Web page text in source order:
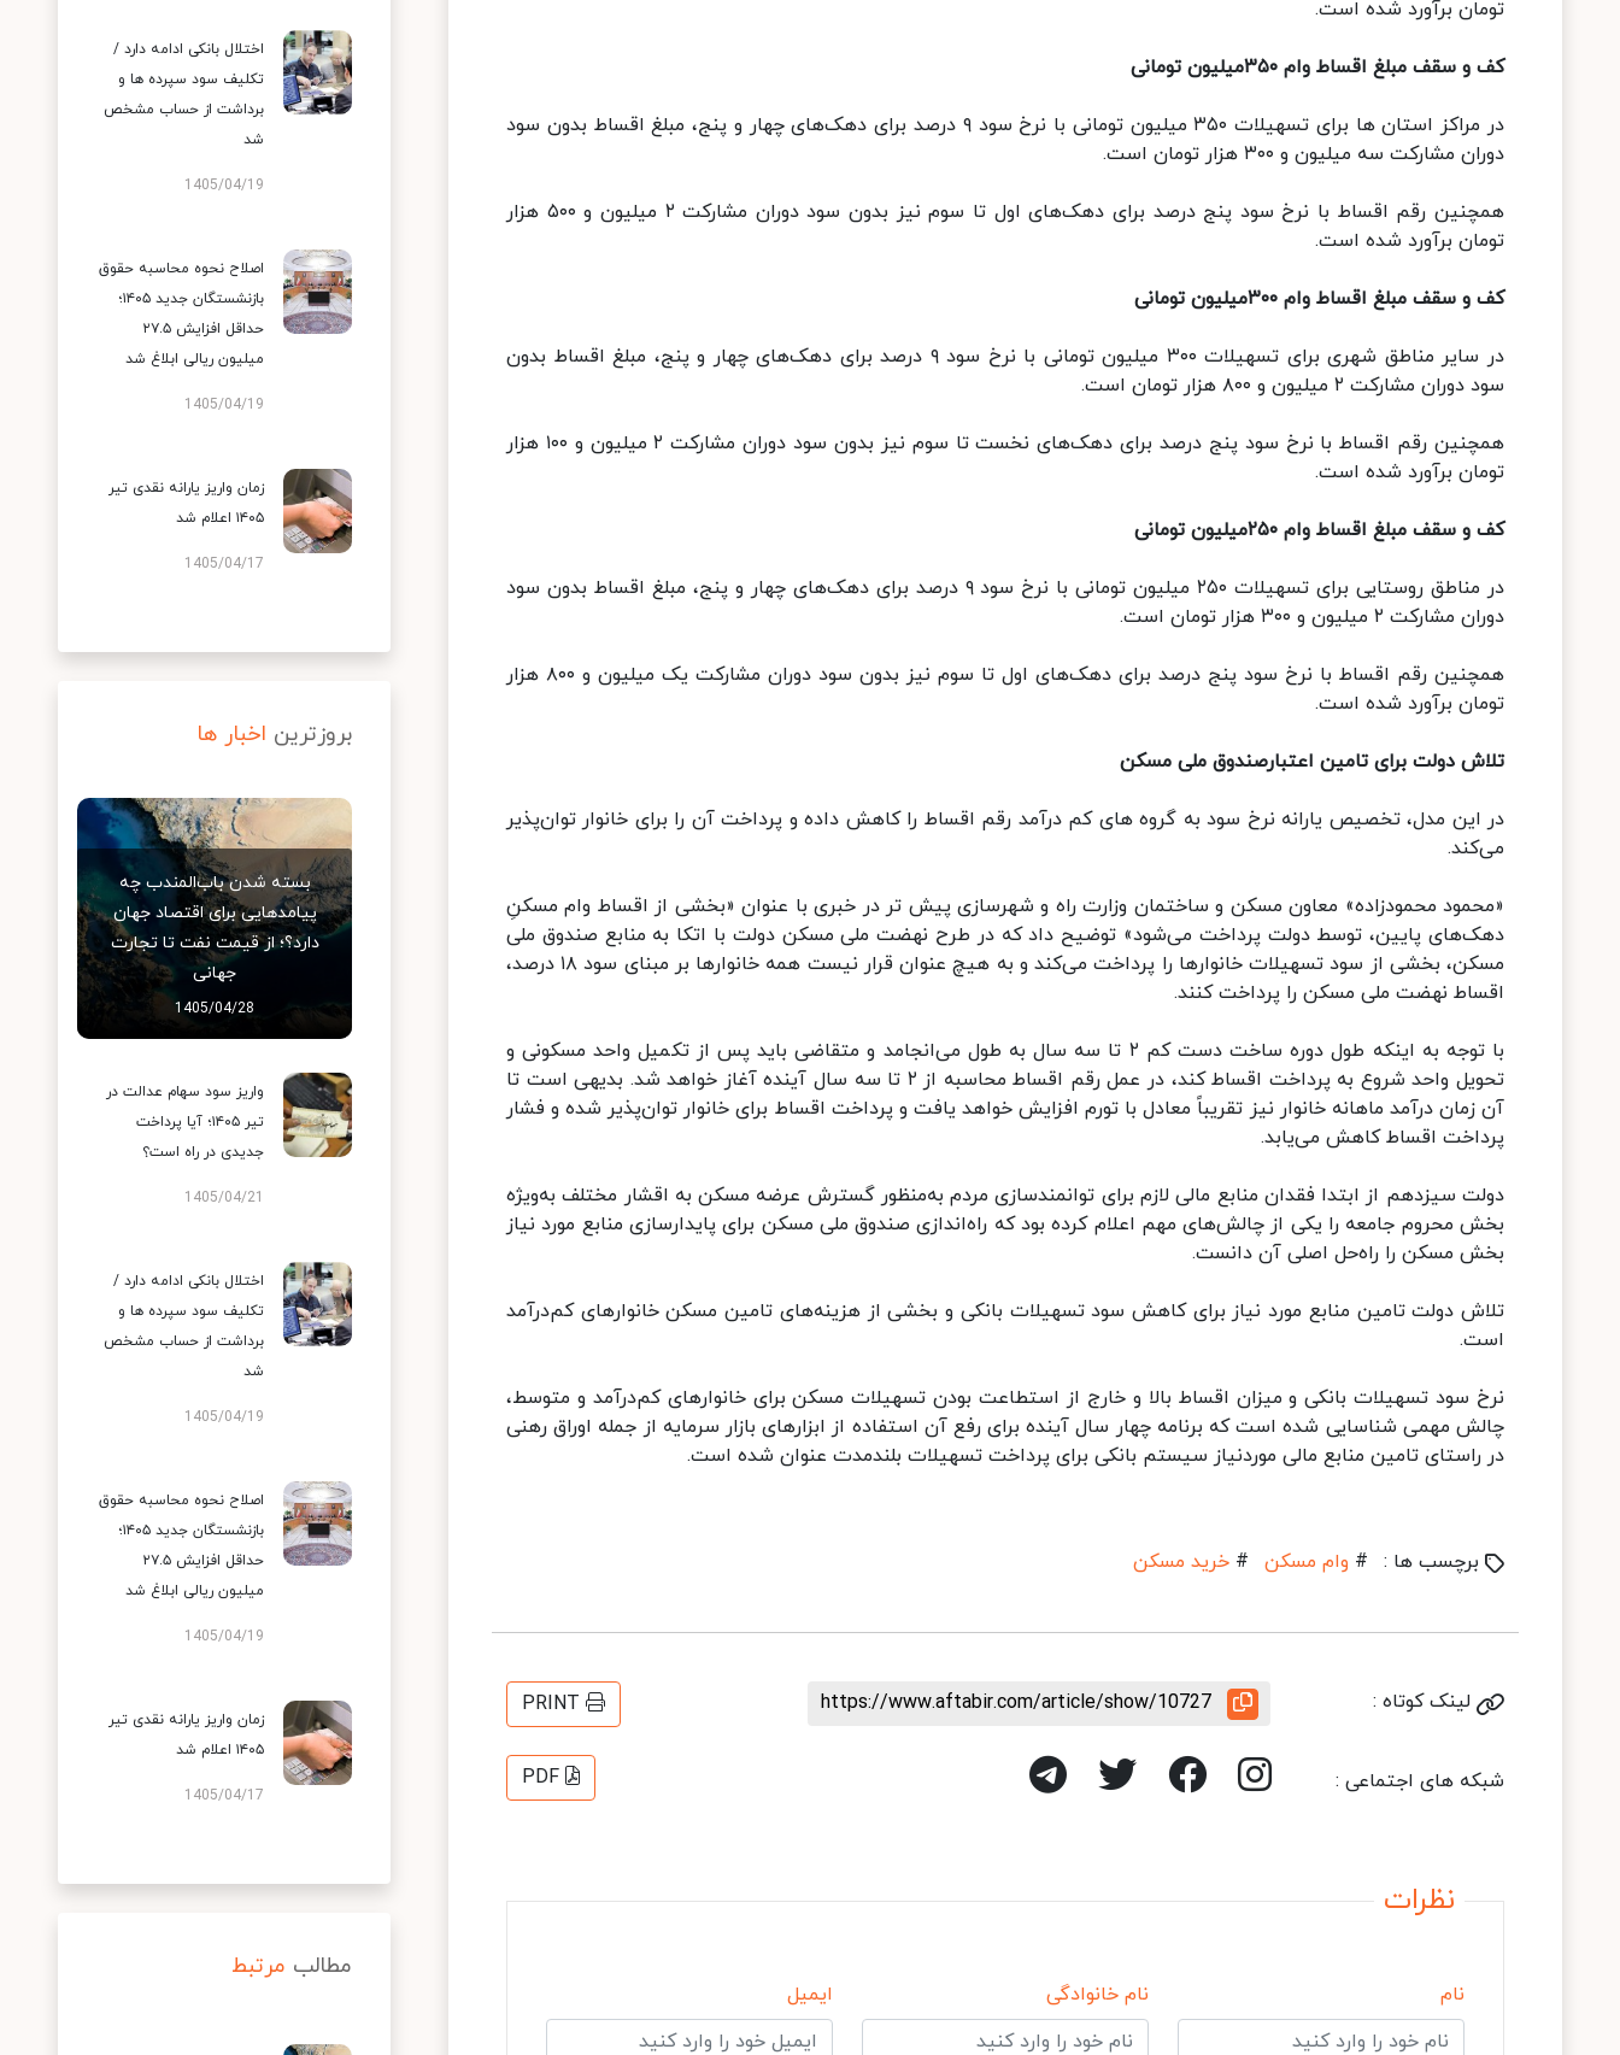
تومان برآورد شده است.
کف و سقف مبلغ اقساط وام ۳۵۰میلیون تومانی
در مراکز استان ها برای تسهیلات ۳۵۰ میلیون تومانی با نرخ سود ۹ درصد برای دهک‌های چهار و پنج، مبلغ اقساط بدون سود
دوران مشارکت سه میلیون و ۳۰۰ هزار تومان است.
همچنین رقم اقساط با نرخ سود پنج درصد برای دهک‌های اول تا سوم نیز بدون سود دوران مشارکت ۲ میلیون و ۵۰۰ هزار
تومان برآورد شده است.
کف و سقف مبلغ اقساط وام ۳۰۰میلیون تومانی
در سایر مناطق شهری برای تسهیلات ۳۰۰ میلیون تومانی با نرخ سود ۹ درصد برای دهک‌های چهار و پنج، مبلغ اقساط بدون
سود دوران مشارکت ۲ میلیون و ۸۰۰ هزار تومان است.
همچنین رقم اقساط با نرخ سود پنج درصد برای دهک‌های نخست تا سوم نیز بدون سود دوران مشارکت ۲ میلیون و ۱۰۰ هزار
تومان برآورد شده است.
کف و سقف مبلغ اقساط وام ۲۵۰میلیون تومانی
در مناطق روستایی برای تسهیلات ۲۵۰ میلیون تومانی با نرخ سود ۹ درصد برای دهک‌های چهار و پنج، مبلغ اقساط بدون سود
دوران مشارکت ۲ میلیون و ۳۰۰ هزار تومان است.
همچنین رقم اقساط با نرخ سود پنج درصد برای دهک‌های اول تا سوم نیز بدون سود دوران مشارکت یک میلیون و ۸۰۰ هزار
تومان برآورد شده است.
تلاش دولت برای تامین اعتبارصندوق ملی مسکن
در این مدل، تخصیص یارانه نرخ سود به گروه های کم درآمد رقم اقساط را کاهش داده و پرداخت آن را برای خانوار توان‌پذیر
می‌کند.
«محمود محمودزاده» معاون مسکن و ساختمان وزارت راه و شهرسازی پیش تر در خبری با عنوان «بخشی از اقساط وام مسکنِ
دهک‌های پایین، توسط دولت پرداخت می‌شود» توضیح داد که در طرح نهضت ملی مسکن دولت با اتکا به منابع صندوق ملی
مسکن، بخشی از سود تسهیلات خانوارها را پرداخت می‌کند و به هیچ عنوان قرار نیست همه خانوارها بر مبنای سود ۱۸ درصد،
اقساط نهضت ملی مسکن را پرداخت کنند.
با توجه به اینکه طول دوره ساخت دست کم ۲ تا سه سال به طول می‌انجامد و متقاضی باید پس از تکمیل واحد مسکونی و
تحویل واحد شروع به پرداخت اقساط کند، در عمل رقم اقساط محاسبه از ۲ تا سه سال آینده آغاز خواهد شد. بدیهی است تا
آن زمان درآمد ماهانه خانوار نیز تقریباً معادل با تورم افزایش خواهد یافت و پرداخت اقساط برای خانوار توان‌پذیر شده و فشار
پرداخت اقساط کاهش می‌یابد.
دولت سیزدهم از ابتدا فقدان منابع مالی لازم برای توانمندسازی مردم به‌منظور گسترش عرضه مسکن به اقشار مختلف به‌ویژه
بخش محروم جامعه را یکی از چالش‌های مهم اعلام کرده بود که راه‌اندازی صندوق ملی مسکن برای پایدارسازی منابع مورد نیاز
بخش مسکن را راه‌حل اصلی آن دانست.
تلاش دولت تامین منابع مورد نیاز برای کاهش سود تسهیلات بانکی و بخشی از هزینه‌های تامین مسکن خانوارهای کم‌درآمد
است.
نرخ سود تسهیلات بانکی و میزان اقساط بالا و خارج از استطاعت بودن تسهیلات مسکن برای خانوارهای کم‌درآمد و متوسط،
چالش مهمی شناسایی شده است که برنامه چهار سال آینده برای رفع آن استفاده از ابزارهای بازار سرمایه از جمله اوراق رهنی
در راستای تامین منابع مالی موردنیاز سیستم بانکی برای پرداخت تسهیلات بلندمدت عنوان شده است.
برچسب ها : # وام مسکن # خرید مسکن
لینک کوتاه : https://www.aftabir.com/article/show/10727
PRINT
شبکه های اجتماعی : PDF
نظرات
نام نام خانوادگی ایمیل
اختلال بانکی ادامه دارد /
تکلیف سود سپرده ها و
برداشت از حساب مشخص
شد
1405/04/19
اصلاح نحوه محاسبه حقوق
بازنشستگان جدید ۱۴۰۵؛
حداقل افزایش ۲۷.۵
میلیون ریالی ابلاغ شد
1405/04/19
زمان واریز یارانه نقدی تیر
۱۴۰۵ اعلام شد
1405/04/17
بروزترین اخبار ها
بسته شدن باب‌المندب چه
پیامدهایی برای اقتصاد جهان
دارد؟؛ از قیمت نفت تا تجارت
جهانی
1405/04/28
واریز سود سهام عدالت در
تیر ۱۴۰۵؛ آیا پرداخت
جدیدی در راه است؟
1405/04/21
اختلال بانکی ادامه دارد /
تکلیف سود سپرده ها و
برداشت از حساب مشخص
شد
1405/04/19
اصلاح نحوه محاسبه حقوق
بازنشستگان جدید ۱۴۰۵؛
حداقل افزایش ۲۷.۵
میلیون ریالی ابلاغ شد
1405/04/19
زمان واریز یارانه نقدی تیر
۱۴۰۵ اعلام شد
1405/04/17
مطالب مرتبط